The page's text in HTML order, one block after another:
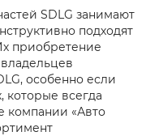
SDLG занимают
подходят
приобретение
особенно если
которые всегда
компании «Авто